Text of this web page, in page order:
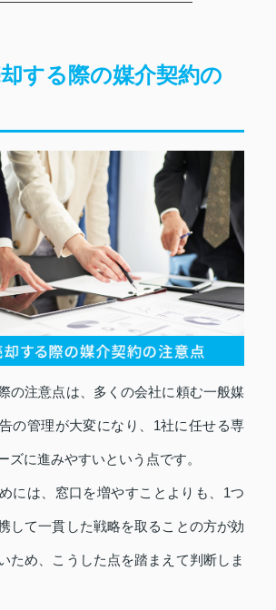
する際の媒介契約の
の注意点は、多くの会社に頼む一般媒
の管理が大変になり、1社に任せる専
ズに進みやすいという点です。
には、窓口を増やすことよりも、1つ
して一貫した戦略を取ることの方が効
ため、こうした点を踏まえて判断しま